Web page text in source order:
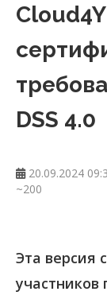
DSS 4.0
20.09.2024
~200
Эта версия
участников